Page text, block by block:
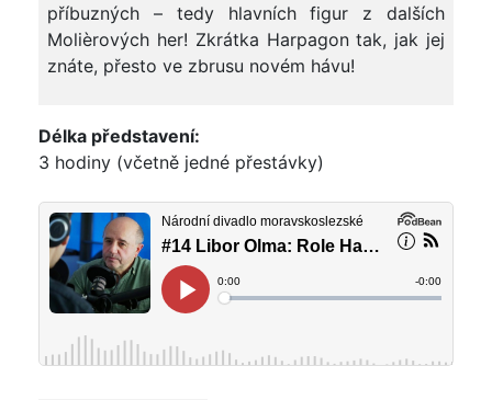
příbuzných – tedy hlavních figur z dalších
Molièrových her! Zkrátka Harpagon tak, jak jej
znáte, přesto ve zbrusu novém hávu!
Délka představení:
3 hodiny (včetně jedné přestávky)